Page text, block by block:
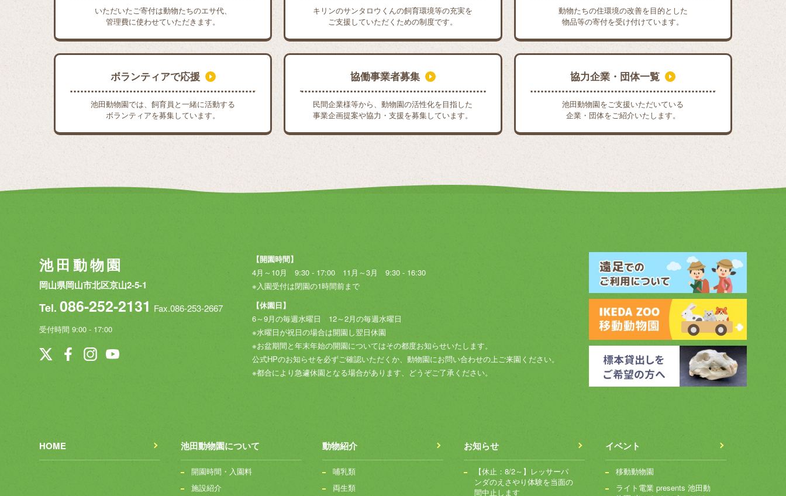
いただいたご寄付は動物たちのエサ代、
管理費に使わせていただきます。
キリンのサンタロウくんの飼育環境等の充実を
ご支援していただくための制度です。
動物たちの住環境の改善を目的とした
物品等の寄付を受け付けています。
ボランティアで応援
池田動物園では、飼育員と一緒に活動する
ボランティアを募集しています。
協働事業者募集
民間企業様等から、動物園の活性化を目指した
事業企画提案や協力・支援を募集しています。
協力企業・団体一覧
池田動物園をご支援いただいている
企業・団体をご紹介いたします。
池田動物園
岡山県岡山市北区京山2-5-1
Tel.086-252-2131 Fax.086-253-2667
受付時間 9:00 - 17:00
【開園時間】
4月～10月 9:30 - 17:00 11月～3月 9:30 - 16:30
※入園受付は閉園の1時間前まで
【休園日】
6～9月の毎週水曜日 12～2月の毎週水曜日
※水曜日が祝日の場合は開園し翌日休園
※お盆期間と年末年始の開園についてはその都度お知らせいたします。
公式HPのお知らせを必ずご確認いただくか、動物園にお問い合わせの上ご来園ください。
※都合により急遽休園となる場合があります、どうぞご了承ください。
HOME 池田動物園について
開園時間・入園料
施設紹介
動物紹介
哺乳類
両生類
お知らせ
【休止：8/2～】レッサーパ
ンダのえさやり体験を当面の
間中止します
イベント
移動動物園
ライト電業 presents 池田動